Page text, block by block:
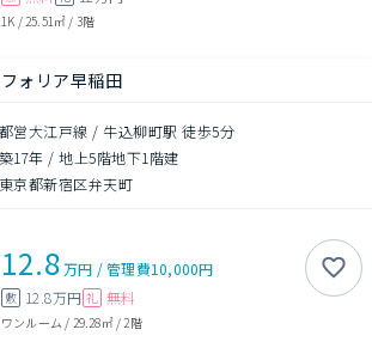
1K / 25.51㎡ / 3階
ォリア早稲田
都営大江戸線 / 牛込柳町駅 徒歩5分
築17年 /地上5階地下1階建
東京都新宿区弁天町
12.8万円 /管理費10,000円
敷 12.8万円 礼 無料
ワンルーム / 29.28㎡/ 2階